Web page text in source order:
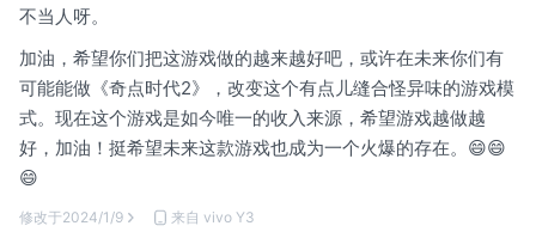
不当人呀。
加油，希望你们把这游戏做的越来越好吧，或许在未来你们有
可能能做《奇点时代2》，改变这个有点儿缝合怪异味的游戏模
式。现在这个游戏是如今唯一的收入来源，希望游戏越做越
好，加油！挺希望未来这款游戏也成为一个火爆的存在。😄😄
😄
修改于2024/1/9 来自 vivo Y3